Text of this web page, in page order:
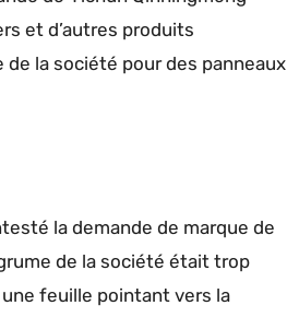
et d’autres produits
la société pour des panneaux
la demande de marque de
de la société était trop
feuille pointant vers la